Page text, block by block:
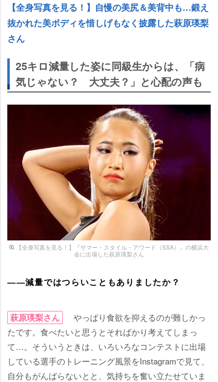
【全身写真を見る！】自慢の美尻＆美背中も…鍛え
抜かれた美ボディを惜しげもなく披露した萩原瑛梨
さん
25キロ減量した姿に同級生からは、「病
気じゃない？ 大丈夫？」と心配の声も
【全身写真を見る！】『サマー・スタイル・アワード（SSA）』の横浜大
会に出場した萩原瑛梨さん
――減量ではつらいこともありましたか？
萩原瑛梨さん
っぱり食欲を抑えるのが難しかっ
たです。食べたいと思うとそればかり考えてしまっ
て…。そういうときは、いろいろなコンテストに出場
している選手のトレーニング風景をInstagramで見て、
自分もがんばらないとと、気持ちを奮い立たせていま